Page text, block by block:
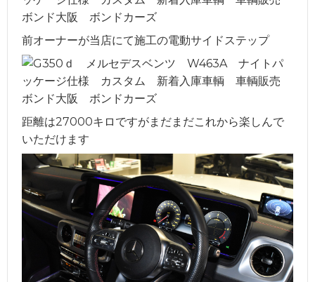
前オーナーが当店にて施工の電動サイドステップ
距離は27000キロですがまだまだこれから楽しんで
いただけます